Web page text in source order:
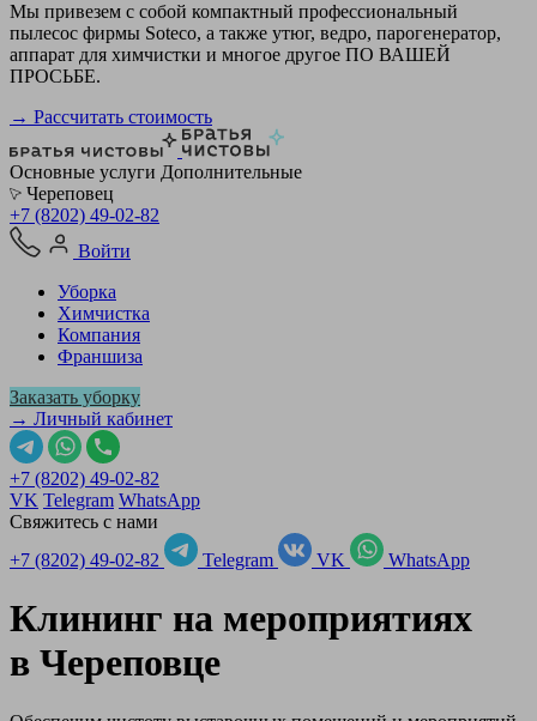
Мы привезем с собой компактный профессиональный
пылесос фирмы Soteco, а также утюг, ведро, парогенератор,
аппарат для химчистки и многое другое ПО ВАШЕЙ
ПРОСЬБЕ.
→ Рассчитать стоимость
Основные услуги Дополнительные
Череповец
+7 (8202) 49-02-82
Войти
Уборка
Химчистка
Компания
Франшиза
Заказать уборку
→ Личный кабинет
+7 (8202) 49-02-82
VK Telegram WhatsApp
Свяжитесь с нами
+7 (8202) 49-02-82
Telegram VK WhatsApp
Клининг на мероприятиях
в Череповце